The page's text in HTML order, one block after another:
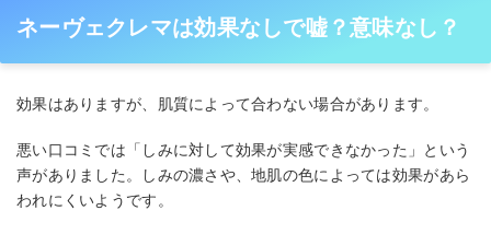
ネーヴェクレマは効果なしで嘘？意味なし？
効果はありますが、肌質によって合わない場合があります。
悪い口コミでは「しみに対して効果が実感できなかった」という
声がありました。しみの濃さや、地肌の色によっては効果があら
われにくいようです。